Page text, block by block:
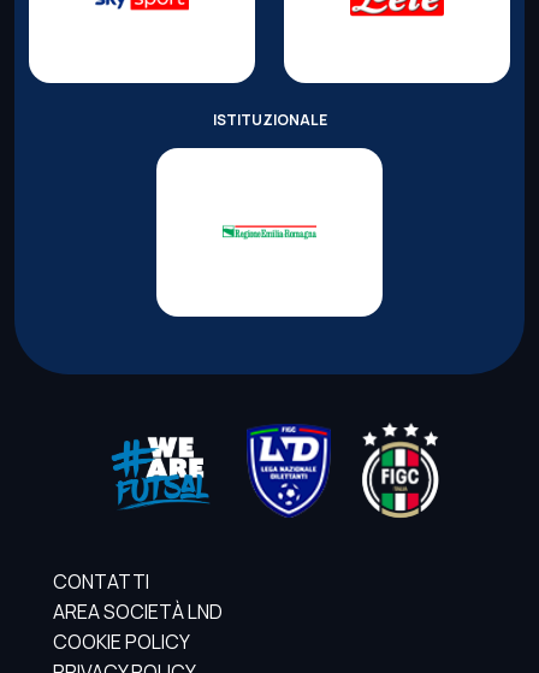
ISTITUZIONALE
CONTATTI
AREA SOCIETÀ LND
COOKIE POLICY